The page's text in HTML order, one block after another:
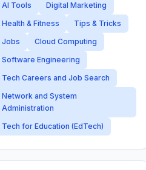
AI Tools
Digital Marketing
Health & Fitness
Tips & Tricks
Jobs
Cloud Computing
Software Engineering
Tech Careers and Job Search
Network and System
Administration
Tech for Education (EdTech)